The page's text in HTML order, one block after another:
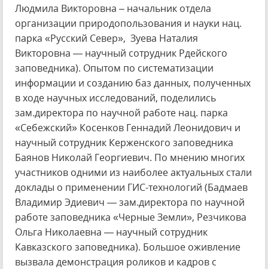
Людмила Викторовна – начальник отдела
организации природопользования и науки нац.
парка «Русский Север», Зуева Наталия
Викторовна — научный сотрудник Рдейского
заповедника). Опытом по систематизации
информации и созданию баз данных, полученных
в ходе научных исследований, поделились
зам.директора по научной работе нац. парка
«Себежский» Косенков Геннадий Леонидович и
научный сотрудник Керженского заповедника
Баянов Николай Георгиевич. По мнению многих
участников одними из наиболее актуальных стали
доклады о применении ГИС-технологий (Бадмаев
Владимир Эдиевич — зам.директора по научной
работе заповедника «Черные Земли», Резчикова
Ольга Николаевна — научный сотрудник
Кавказского заповедника). Большое оживление
вызвала демонстрация роликов и кадров с